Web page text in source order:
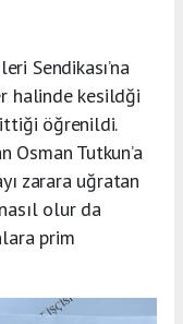
Sendikası’na
halinde kesildği
öğrenildi.
Osman Tutkun’a
zarara uğratan
olur da
prim